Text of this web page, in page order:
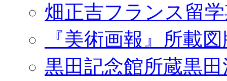
畑正吉フランス留
『美術画報』所載
黒田記念館所蔵黒